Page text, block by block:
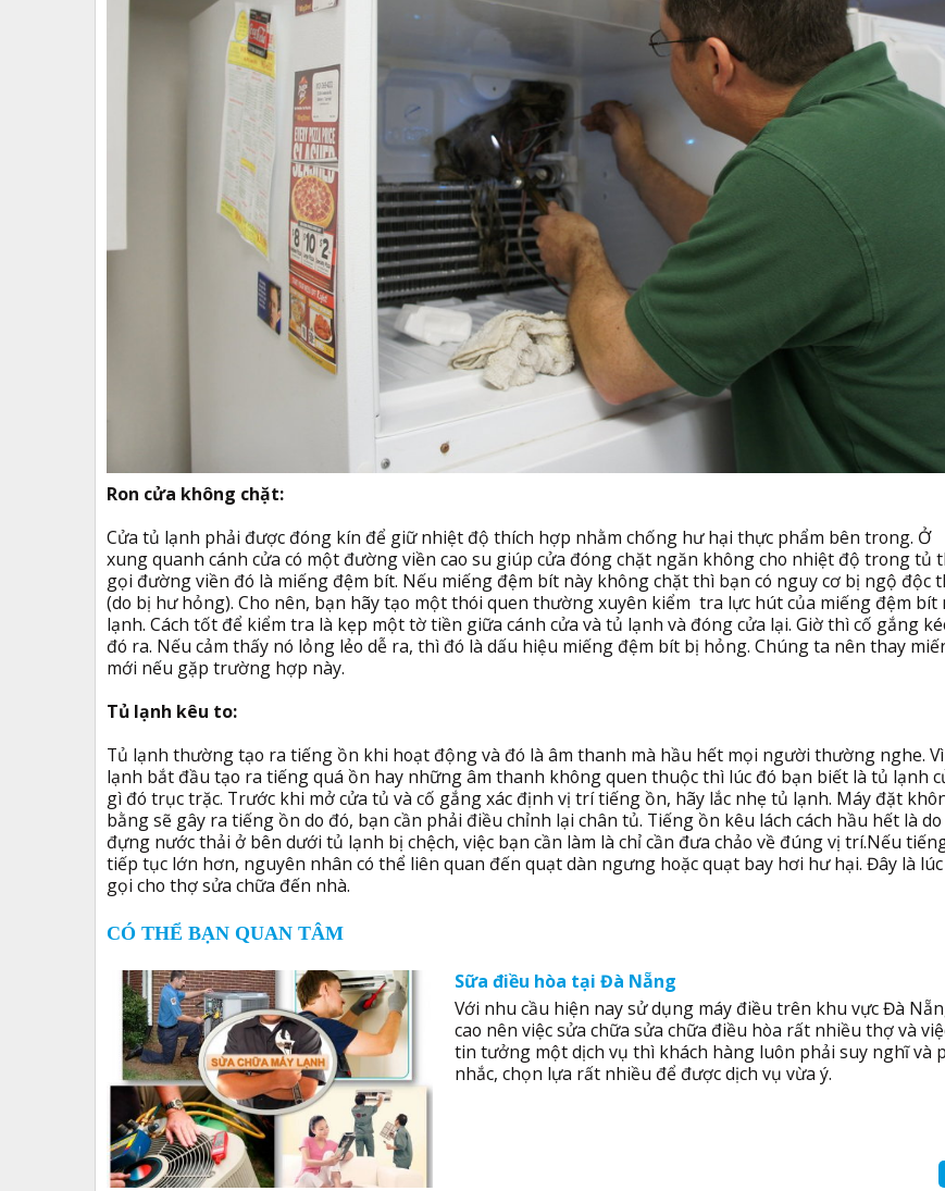
Ron cửa không chặt:
Cửa tủ lạnh phải được đóng kín để giữ nhiệt độ thích hợp nhằm chống hư hại thực phẩm bên trong. Ở
xung quanh cánh cửa có một đường viền cao su giúp cửa đóng chặt ngăn không cho nhiệt độ trong tủ
gọi đường viền đó là miếng đệm bít. Nếu miếng đệm bít này không chặt thì bạn có nguy cơ bị ngộ độc
(do bị hư hỏng). Cho nên, bạn hãy tạo một thói quen thường xuyên kiểm tra lực hút của miếng đệm bít
lạnh. Cách tốt để kiểm tra là kẹp một tờ tiền giữa cánh cửa và tủ lạnh và đóng cửa lại. Giờ thì cố gắng
đó ra. Nếu cảm thấy nó lỏng lẻo dễ ra, thì đó là dấu hiệu miếng đệm bít bị hỏng. Chúng ta nên thay
mới nếu gặp trường hợp này.
Tủ lạnh kêu to:
Tủ lạnh thường tạo ra tiếng ồn khi hoạt động và đó là âm thanh mà hầu hết mọi người thường nghe.
lạnh bắt đầu tạo ra tiếng quá ồn hay những âm thanh không quen thuộc thì lúc đó bạn biết là tủ lạnh
gì đó trục trặc. Trước khi mở cửa tủ và cố gắng xác định vị trí tiếng ồn, hãy lắc nhẹ tủ lạnh. Máy đặt
bằng sẽ gây ra tiếng ồn do đó, bạn cần phải điều chỉnh lại chân tủ. Tiếng ồn kêu lách cách hầu hết là do
đựng nước thải ở bên dưới tủ lạnh bị chệch, việc bạn cần làm là chỉ cần đưa chảo về đúng vị trí.Nếu
tiếp tục lớn hơn, nguyên nhân có thể liên quan đến quạt dàn ngưng hoặc quạt bay hơi hư hại. Đây là
gọi cho thợ sửa chữa đến nhà.
CÓ THỂ BẠN QUAN TÂM
Sữa điều hòa tại Đà Nẵng
Với nhu cầu hiện nay sử dụng máy điều trên khu vực Đà
cao nên việc sửa chữa sửa chữa điều hòa rất nhiều thợ và
tin tưởng một dịch vụ thì khách hàng luôn phải suy nghĩ và
nhắc, chọn lựa rất nhiều để được dịch vụ vừa ý.